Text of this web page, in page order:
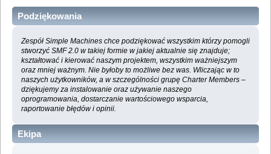
Podziękowania
Zespół Simple Machines chce podziękować wszystkim którzy pomogli
stworzyć SMF 2.0 w takiej formie w jakiej aktualnie się znajduje;
kształtować i kierować naszym projektem, wszystkim ważniejszym
oraz mniej ważnym. Nie byłoby to możliwe bez was. Wliczając w to
naszych użytkowników, a w szczególności grupę Charter Members –
dziękujemy za instalowanie oraz używanie naszego
oprogramowania, dostarczanie wartościowego wsparcia,
raportowanie błędów i opinii.
Ekipa